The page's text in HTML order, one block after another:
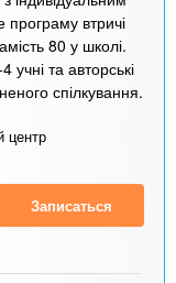
втричі
80 у школі.
учні та авторські
спілкування.
центр
Записаться